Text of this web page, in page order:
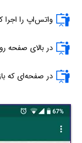
واتس‌اپ را اجرا
در بالای صفحه
در صفحه‌ای که